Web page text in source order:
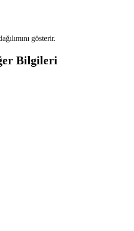
gösterir.
Bilgileri